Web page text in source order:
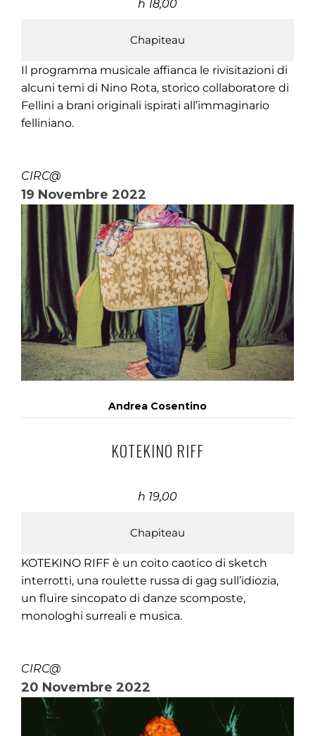
h 18,00
Chapiteau
Il programma musicale affianca le rivisitazioni di
alcuni temi di Nino Rota, storico collaboratore di
Fellini a brani originali ispirati all’immaginario
felliniano.
CIRC@
19 Novembre 2022
Andrea Cosentino
KOTEKINO RIFF
h 19,00
Chapiteau
KOTEKINO RIFF è un coito caotico di sketch
interrotti, una roulette russa di gag sull’idiozia,
un fluire sincopato di danze scomposte,
monologhi surreali e musica.
CIRC@
20 Novembre 2022